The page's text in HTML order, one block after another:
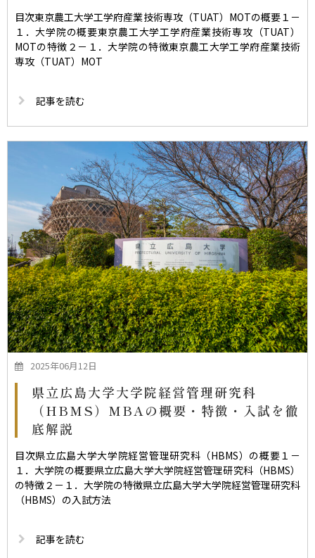
目次東京農工大学工学府産業技術専攻（TUAT）MOTの概要１－
１．大学院の概要東京農工大学工学府産業技術専攻（TUAT）
MOTの特徴２－１．大学院の特徴東京農工大学工学府産業技術
専攻（TUAT）MOT
記事を読む
2025年06月12日
県立広島大学大学院経営管理研究科
（HBMS）MBAの概要・特徴・入試を徹
底解説
目次県立広島大学大学院経営管理研究科（HBMS）の概要１－
１．大学院の概要県立広島大学大学院経営管理研究科（HBMS）
の特徴２－１．大学院の特徴県立広島大学大学院経営管理研究科
（HBMS）の入試方法
記事を読む